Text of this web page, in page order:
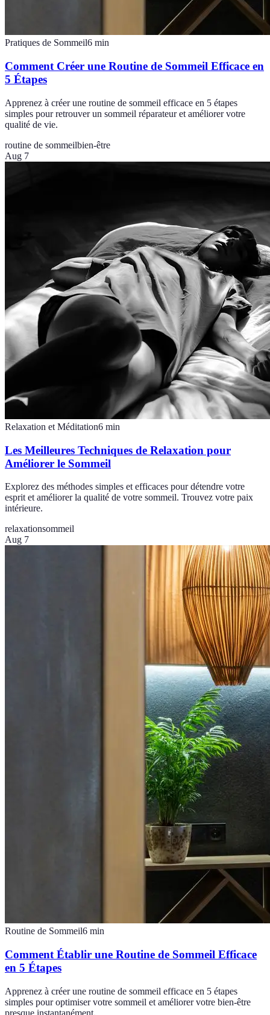
Pratiques de Sommeil6 min
Comment Créer une Routine de Sommeil Efficace en
5 Étapes
Apprenez à créer une routine de sommeil efficace en 5 étapes
simples pour retrouver un sommeil réparateur et améliorer votre
qualité de vie.
routine de sommeilbien-être
Aug 7
Relaxation et Méditation6 min
Les Meilleures Techniques de Relaxation pour
Améliorer le Sommeil
Explorez des méthodes simples et efficaces pour détendre votre
esprit et améliorer la qualité de votre sommeil. Trouvez votre paix
intérieure.
relaxationsommeil
Aug 7
Routine de Sommeil6 min
Comment Établir une Routine de Sommeil Efficace
en 5 Étapes
Apprenez à créer une routine de sommeil efficace en 5 étapes
simples pour optimiser votre sommeil et améliorer votre bien-être
presque instantanément.